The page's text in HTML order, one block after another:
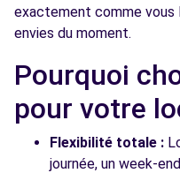
Voir l'agence
Free2move Rent -
MONTPELLIER -
MONTPELLIER, FR-34,
exactement comme vous
envies du moment.
Pourquoi
pour votre
Flexibilité totale :
journée, un week-